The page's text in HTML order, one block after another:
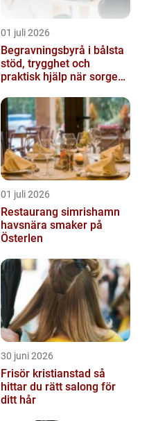
01 juli 2026
Begravningsbyrå i bålsta
stöd, trygghet och
praktisk hjälp när sorgen
01 juli 2026
Restaurang simrishamn
havsnära smaker på
Österlen
30 juni 2026
Frisör kristianstad så
hittar du rätt salong för
ditt hår